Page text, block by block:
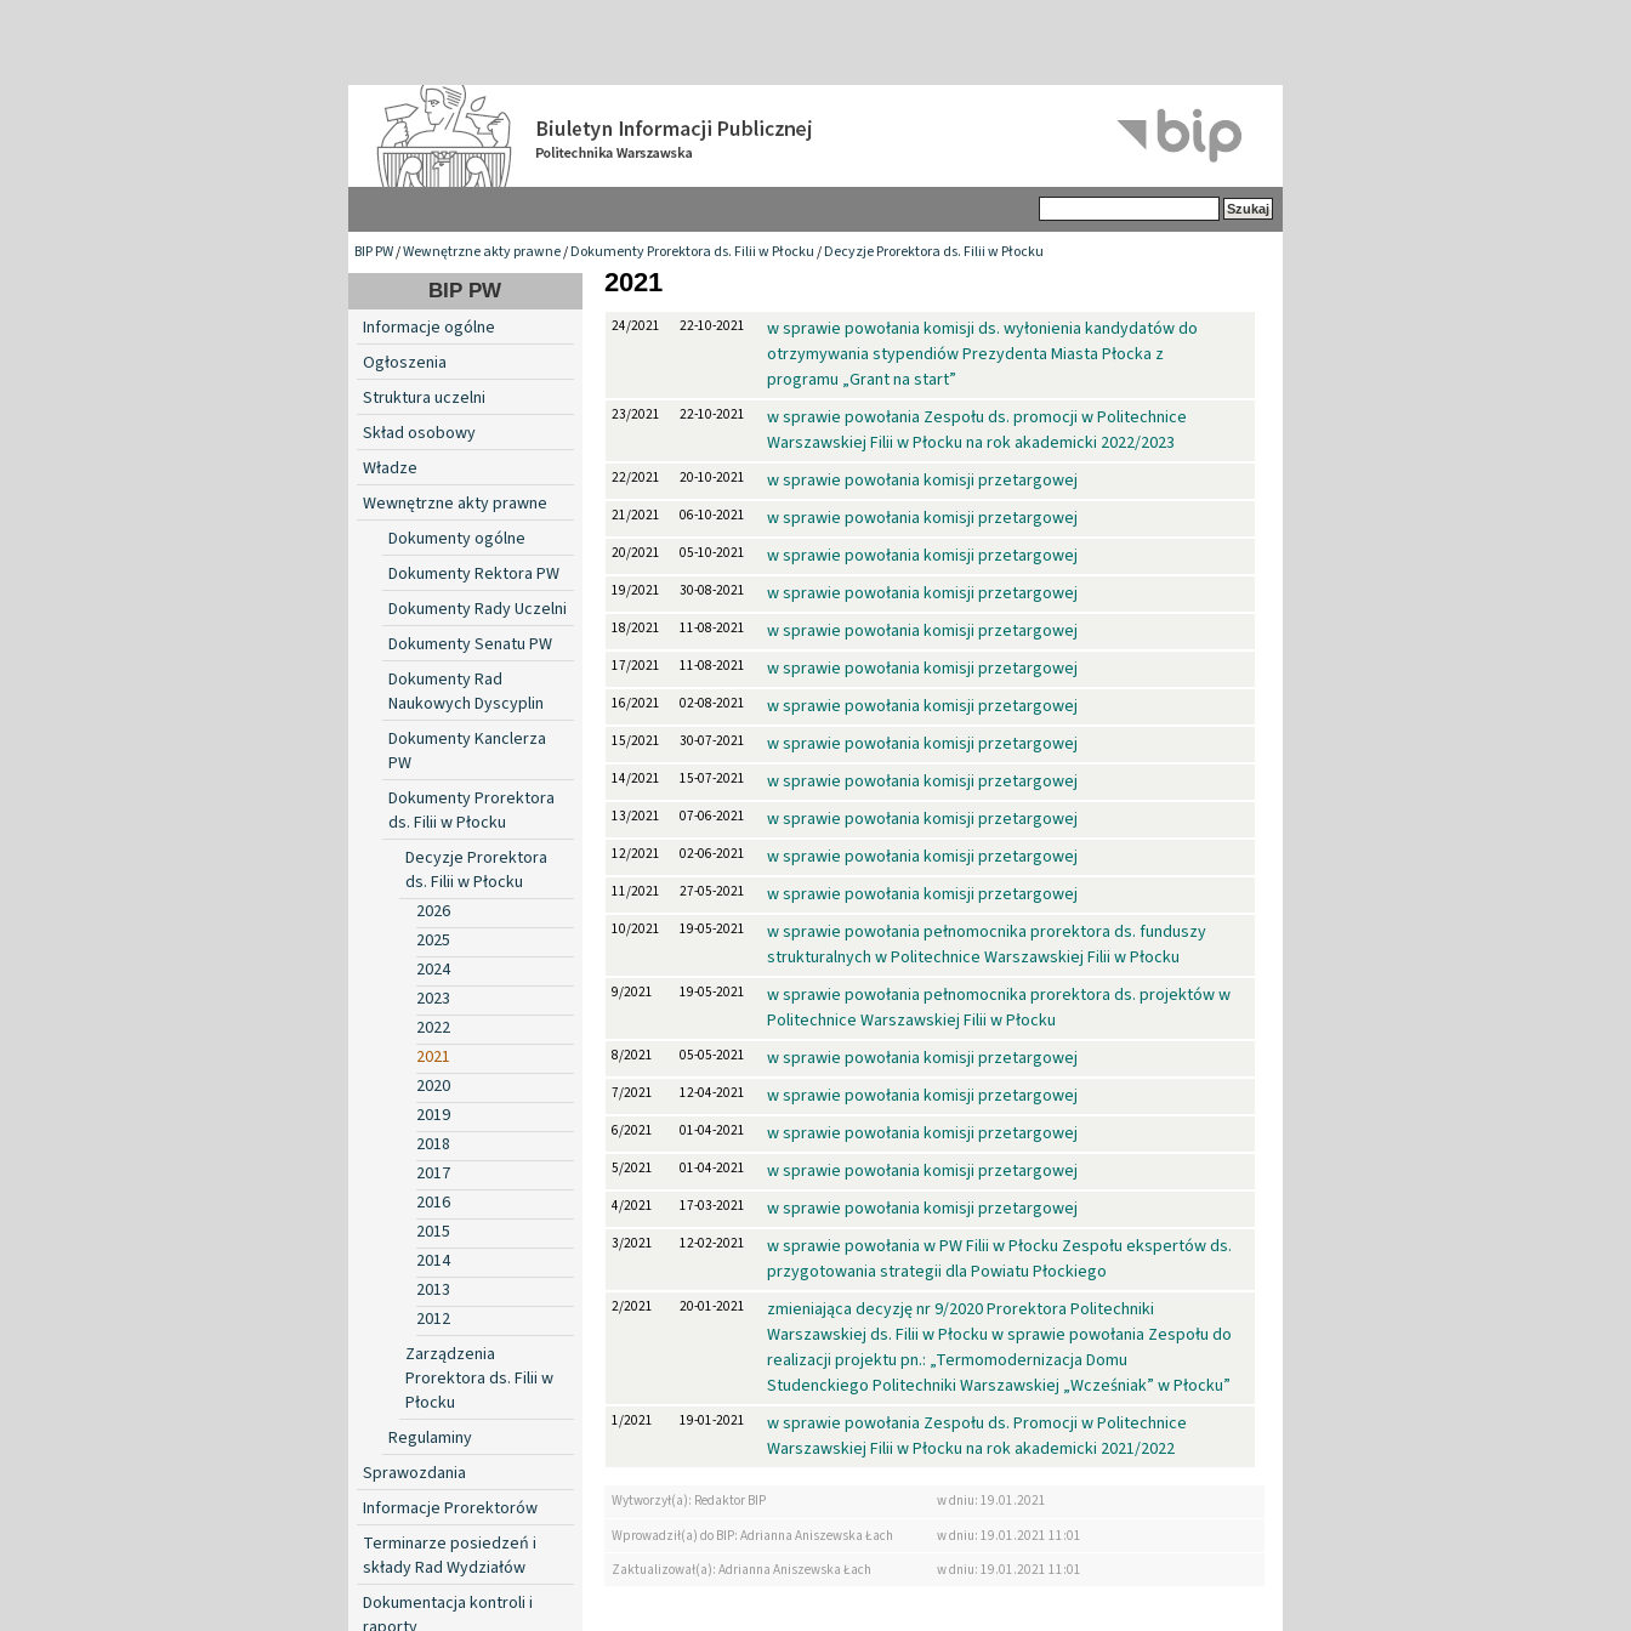
BIP PW/Wewnętrzne akty prawne/Dokumenty Prorektora ds. Filii w Płocku/Decyzje Prorektora ds. Filii w Płocku
BIP PW
Informacje ogólne
Ogłoszenia
Struktura uczelni
Skład osobowy
Władze
Wewnętrzne akty prawne
Dokumenty ogólne
Dokumenty Rektora PW
Dokumenty Rady Uczelni
Dokumenty Senatu PW
Dokumenty Rad
Naukowych Dyscyplin
Dokumenty Kanclerza
PW
Dokumenty Prorektora
ds. Filii w Płocku
Decyzje Prorektora
ds. Filii w Płocku
2026
2025
2024
2023
2022
2021
2020
2019
2018
2017
2016
2015
2014
2013
2012
Zarządzenia
Prorektora ds. Filii w
Płocku
Regulaminy
Sprawozdania
Informacje Prorektorów
Terminarze posiedzeń i
składy Rad Wydziałów
Dokumentacja kontroli i
2021
24/2021 22-10-2021
w sprawie powołania komisji ds. wyłonienia kandydatów do
otrzymywania stypendiów Prezydenta Miasta Płocka z
programu „Grant na start”
23/2021 22-10-2021
w sprawie powołania Zespołu ds. promocji w Politechnice
Warszawskiej Filii w Płocku na rok akademicki 2022/2023
22/2021 20-10-2021 w sprawie powołania komisji przetargowej
21/2021 06-10-2021 w sprawie powołania komisji przetargowej
20/2021 05-10-2021 w sprawie powołania komisji przetargowej
19/2021 30-08-2021 w sprawie powołania komisji przetargowej
18/2021 11-08-2021 w sprawie powołania komisji przetargowej
17/2021 11-08-2021 w sprawie powołania komisji przetargowej
16/2021 02-08-2021 w sprawie powołania komisji przetargowej
15/2021 30-07-2021 w sprawie powołania komisji przetargowej
14/2021 15-07-2021 w sprawie powołania komisji przetargowej
13/2021 07-06-2021 w sprawie powołania komisji przetargowej
12/2021 02-06-2021 w sprawie powołania komisji przetargowej
11/2021 27-05-2021 w sprawie powołania komisji przetargowej
10/2021 19-05-2021
w sprawie powołania pełnomocnika prorektora ds. funduszy
strukturalnych w Politechnice Warszawskiej Filii w Płocku
9/2021 19-05-2021
w sprawie powołania pełnomocnika prorektora ds. projektów w
Politechnice Warszawskiej Filii w Płocku
8/2021 05-05-2021 w sprawie powołania komisji przetargowej
7/2021 12-04-2021 w sprawie powołania komisji przetargowej
6/2021 01-04-2021 w sprawie powołania komisji przetargowej
5/2021 01-04-2021 w sprawie powołania komisji przetargowej
4/2021 17-03-2021 w sprawie powołania komisji przetargowej
3/2021 12-02-2021
w sprawie powołania w PW Filii w Płocku Zespołu ekspertów ds.
przygotowania strategii dla Powiatu Płockiego
2/2021 20-01-2021
zmieniająca decyzję nr 9/2020 Prorektora Politechniki
Warszawskiej ds. Filii w Płocku w sprawie powołania Zespołu do
realizacji projektu pn.: „Termomodernizacja Domu
Studenckiego Politechniki Warszawskiej „Wcześniak” w Płocku”
1/2021 19-01-2021
w sprawie powołania Zespołu ds. Promocji w Politechnice
Warszawskiej Filii w Płocku na rok akademicki 2021/2022
Wytworzył(a): Redaktor BIP
w dniu: 19.01.2021
Wprowadził(a) do BIP: Adrianna Aniszewska Łach
w dniu: 19.01.2021 11:01
Zaktualizował(a): Adrianna Aniszewska Łach
w dniu: 19.01.2021 11:01